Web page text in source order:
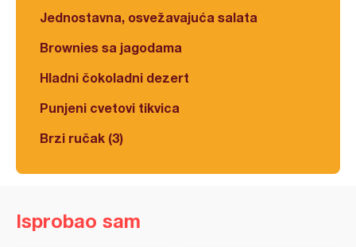
Jednostavna, osvežavajuća salata
Brownies sa jagodama
Hladni čokoladni dezert
Punjeni cvetovi tikvica
Brzi ručak (3)
Isprobao sam